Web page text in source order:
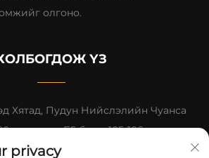
олгоно.
ҮЗ
Хятад, Пудун Нийслэлийн Чуанса
р дугаар, Б5 блок, 105-106 өрөө
privacy